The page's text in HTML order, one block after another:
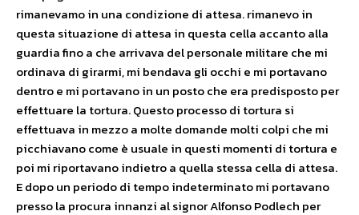
rimanevamo in una condizione di attesa. rimanevo in
questa situazione di attesa in questa cella accanto alla
guardia fino a che arrivava del personale militare che mi
ordinava di girarmi, mi bendava gli occhi e mi portavano
dentro e mi portavano in un posto che era predisposto per
effettuare la tortura. Questo processo di tortura si
effettuava in mezzo a molte domande molti colpi che mi
picchiavano come è usuale in questi momenti di tortura e
poi mi riportavano indietro a quella stessa cella di attesa.
E dopo un periodo di tempo indeterminato mi portavano
presso la procura innanzi al signor Alfonso Podlech per